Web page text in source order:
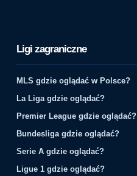
Ligi zagraniczne
MLS gdzie oglądać w Polsce?
La Liga gdzie oglądać?
Premier League gdzie oglądać?
Bundesliga gdzie oglądać?
Serie A gdzie oglądać?
Ligue 1 gdzie oglądać?